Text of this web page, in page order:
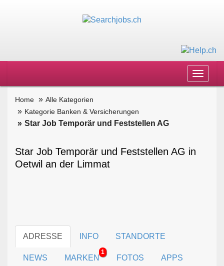
Toggle
Home
Alle Kategorien
Kategorie Banken & Versicherungen
Star Job Temporär und Feststellen AG
Star Job Temporär und Feststellen AG in
Oetwil an der Limmat
ADRESSE INFO STANDORTE
NEWS MARKEN
1
FOTOS APPS